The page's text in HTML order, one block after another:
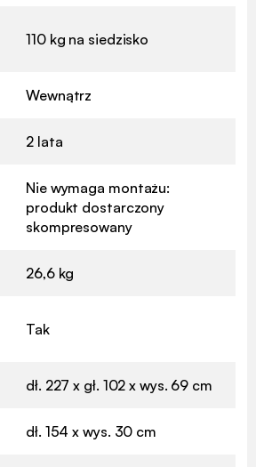
110 kg na siedzisko
Wewnątrz
2 lata
Nie wymaga montażu:
produkt dostarczony
skompresowany
26,6 kg
Tak
dł. 227 x gł. 102 x wys. 69 cm
dł. 154 x wys. 30 cm